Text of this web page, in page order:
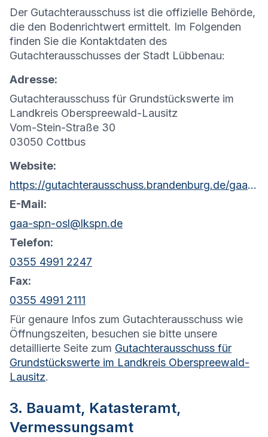
Der Gutachterausschuss ist die offizielle Behörde,
die den Bodenrichtwert ermittelt. Im Folgenden
finden Sie die Kontaktdaten des
Gutachterausschusses der Stadt Lübbenau:
Adresse:
Gutachterausschuss für Grundstückswerte im
Landkreis Oberspreewald-Lausitz
Vom-Stein-Straße 30
03050 Cottbus
Website:
https://gutachterausschuss.brandenburg.de/gaa/de/kontakt/
E-Mail:
gaa-spn-osl@lkspn.de
Telefon:
0355 4991 2247
Fax:
0355 4991 2111
Für genaure Infos zum Gutachterausschuss wie
Öffnungszeiten, besuchen sie bitte unsere
detaillierte Seite zum Gutachterausschuss für
Grundstückswerte im Landkreis Oberspreewald-
Lausitz.
3. Bauamt, Katasteramt,
Vermessungsamt